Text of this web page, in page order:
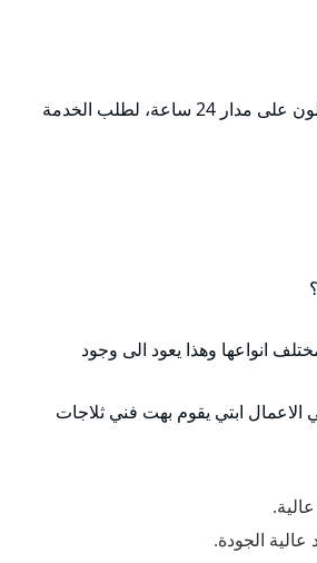
اضافة الى اننا نوفر فني غسالات الكويت وفني ثلاجات الكويت وهم يعملون على مدار 24 ساعة، لطلب الخدمة
انواعها وهذا يعود الى وجود
ابتي يقوم بهت فني ثلاجات
الجودة.